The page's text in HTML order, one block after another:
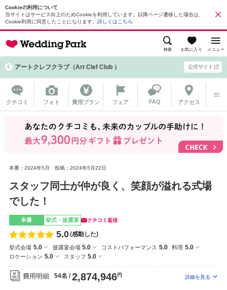
Cookieの利用について
当サイトはサービス向上のためCookieを利用しています。以降ページ遷移した場合は、
Cookie利用に同意したことになります。 詳しくはこちら
検索 お気に入り メニュー
アートクレフクラブ（Art Clef Club ） 公式サイト
クチコミ フォト 費用プラン フェア FAQ アクセス
本番：2024年5月 投稿：2024年5月22日
スタッフ同士が仲が良く、笑顔が溢れる式場
でした！
本番 挙式・披露宴 クチコミ返信
5.0(感動した)
挙式会場 5.0 披露宴会場 5.0 コストパフォーマンス 5.0 料理 5.0
ロケーション 5.0 スタッフ 5.0
費用明細 54名 2,874,946円